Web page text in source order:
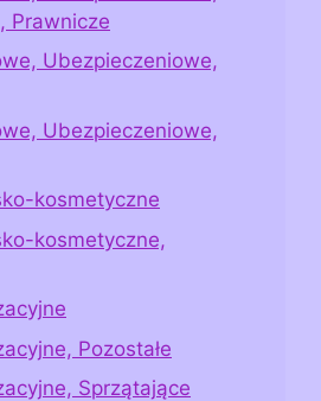
Prawnicze
Ubezpieczeniowe,
Ubezpieczeniowe,
kosmetyczne
kosmetyczne,
Pozostałe
Sprzątające